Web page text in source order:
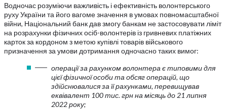
Водночас розуміючи важливість і ефективність волонтерського
руху України та його вагоме значення в умовах повномасштабної
війни, Національний банк дав змогу банкам не застосовувати ліміт
на розрахунки фізичних осіб-волонтерів із гривневих платіжних
карток за кордоном з метою купівлі товарів військового
призначення за умови дотримання одночасно таких вимог:
операції за рахунком волонтера є типовими для
цієї фізичної особи та обсяг операцій, що
здійснювалися за її рахунками, перевищував
еквівалент 100 тис. грн на місяць до 21 липня
2022 року;